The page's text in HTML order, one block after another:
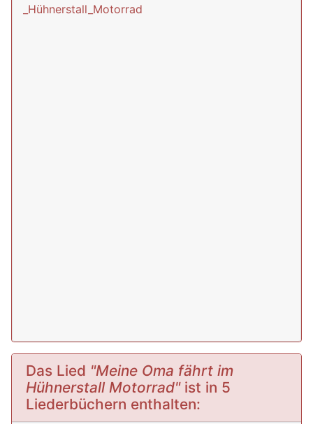
_Hühnerstall_Motorrad
Das Lied "Meine Oma fährt im
Hühnerstall Motorrad"ist in 5
Liederbüchern enthalten: